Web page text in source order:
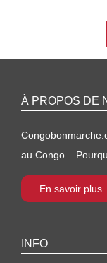
À PROPOS DE
au Congo –
En savoir plus
INFO